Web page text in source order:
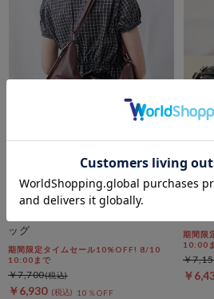
archives
ッグ
期間限定タイムセール10%OFF! 8/10
10:00まで
￥6,930 10％OFF
￥7,700
期間限
10:00
￥
￥